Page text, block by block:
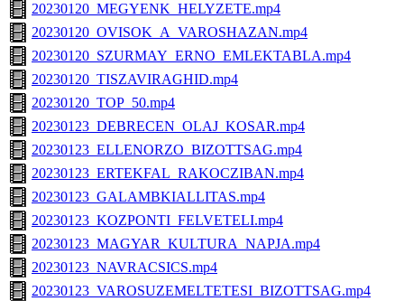
20230120_MEGYENK_HELYZETE.mp4
20230120_OVISOK_A_VAROSHAZAN.mp4
20230120_SZURMAY_ERNO_EMLEKTABLA.mp4
20230120_TISZAVIRAGHID.mp4
20230120_TOP_50.mp4
20230123_DEBRECEN_OLAJ_KOSAR.mp4
20230123_ELLENORZO_BIZOTTSAG.mp4
20230123_ERTEKFAL_RAKOCZIBAN.mp4
20230123_GALAMBKIALLITAS.mp4
20230123_KOZPONTI_FELVETELI.mp4
20230123_MAGYAR_KULTURA_NAPJA.mp4
20230123_NAVRACSICS.mp4
20230123_VAROSUZEMELTETESI_BIZOTTSAG.mp4